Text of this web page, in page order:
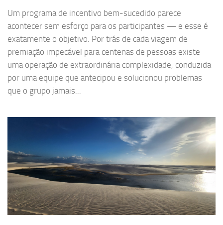
Um programa de incentivo bem-sucedido parece
acontecer sem esforço para os participantes — e esse é
exatamente o objetivo. Por trás de cada viagem de
premiação impecável para centenas de pessoas existe
uma operação de extraordinária complexidade, conduzida
por uma equipe que antecipou e solucionou problemas
que o grupo jamais...